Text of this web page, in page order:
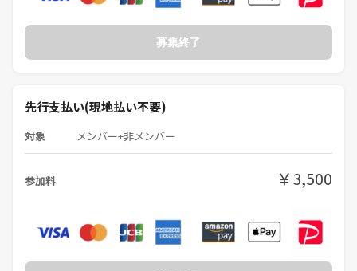
⚫︎解散
⚫︎参加チケット ：500円(事前決済)
⚫︎参加費 ：2500円(現地費用)
🟥🟥🟥🟥🟥🟥 注意事項 🟥🟥🟥🟥🟥🟥
⚫︎ビジネスや宗教等の勧誘は固くお断りします
⚫︎迷惑行為や他参加者への誹謗中傷も禁止です
募集終了
先行支払い(現地払い不要)
対象 メンバー+非メンバー
参加料 ￥3,500